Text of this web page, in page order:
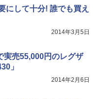
にして十分! 誰でも買え
2014年3月5日
実売55,000円のレグザ
」
2014年2月6日